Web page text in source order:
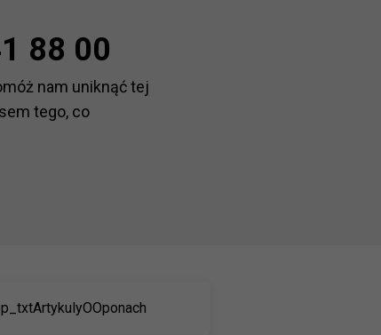
88 00
nam uniknąć tej
tego, co